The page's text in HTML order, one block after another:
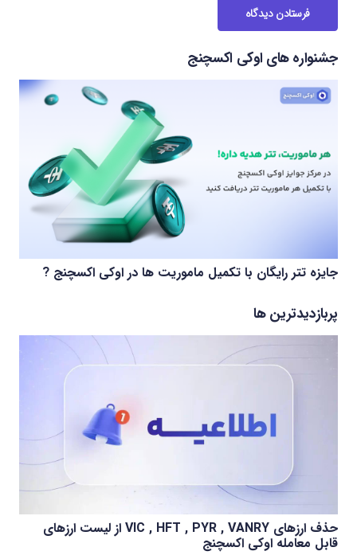
فرستادن دیدگاه
جشنواره های اوکی اکسچنج
جایزه تتر رایگان با تکمیل ماموریت ها در اوکی اکسچنج ?
پربازدیدترین ها
حذف ارزهای VIC , HFT , PYR , VANRY از لیست ارزهای
قابل معامله اوکی اکسچنج